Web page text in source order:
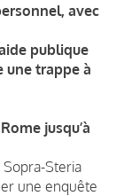
avec
publique
une trappe à
jusqu’à
Steria
une enquête